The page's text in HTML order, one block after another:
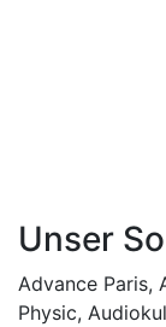
Unser
Advance Paris,
Physic,